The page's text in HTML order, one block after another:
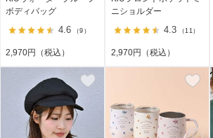
ボディバッグ
4.6 （9）
2,970円（税込）
ニショルダー
4.3 （11）
2,970円（税込）